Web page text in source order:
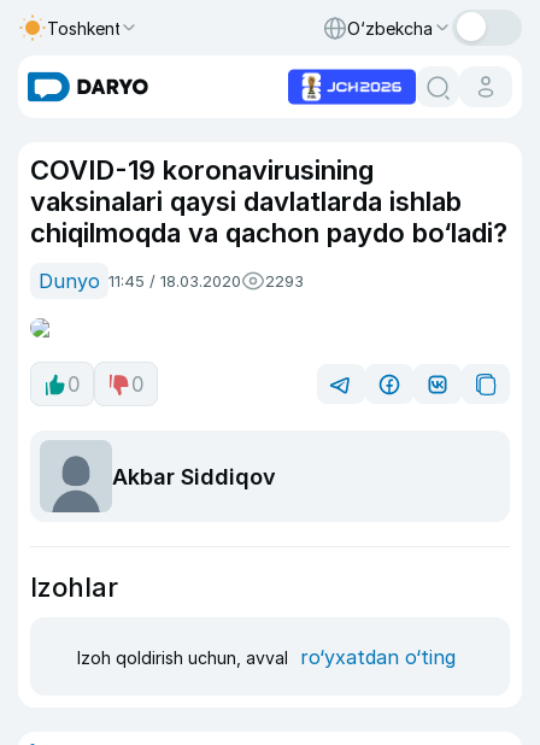
Toshkent O‘zbekcha
COVID-19 koronavirusining
vaksinalari qaysi davlatlarda ishlab
chiqilmoqda va qachon paydo bo‘ladi?
Dunyo 11:45 / 18.03.2020 2293
0 0
Akbar Siddiqov
Izohlar
Izoh qoldirish uchun, avval ro‘yxatdan o‘ting